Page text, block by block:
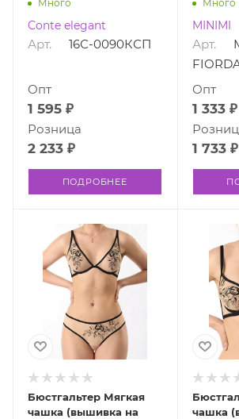
Много
Conte elegant
Арт. 16С-0090КСП
1 595 ₽
Опт
2 233 ₽
Розница
ПОДРОБНЕЕ
Много
MINIMI
Арт.
1 333 ₽
Опт
1 733 ₽
Бюстгальтер Мягкая
чашка (вышивка на
чашка